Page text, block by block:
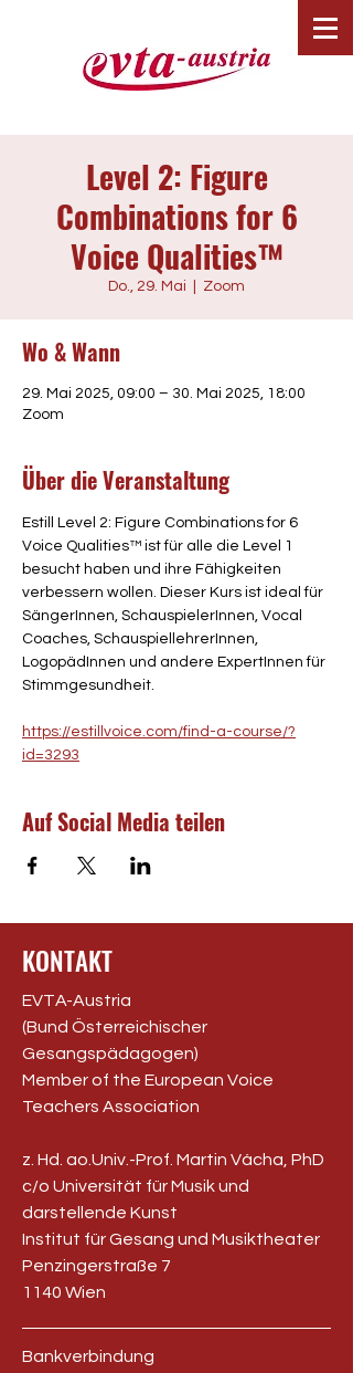
Level 2: Figure
Combinations for 6
Voice Qualities™
Do., 29. Mai Zoom
Wo & Wann
29. Mai 2025, 09:00 – 30. Mai 2025, 18:00
Zoom
Über die Veranstaltung
Estill Level 2: Figure Combinations for 6
Voice Qualities™ ist für alle die Level 1
besucht haben und ihre Fähigkeiten
verbessern wollen. Dieser Kurs ist ideal für
SängerInnen, SchauspielerInnen, Vocal
Coaches, SchauspiellehrerInnen,
LogopädInnen und andere ExpertInnen für
Stimmgesundheit.
https://estillvoice.com/find-a-course/?
id=3293
Auf Social Media teilen
KONTAKT
EVTA-Austria
(Bund Österreichischer
Gesangspädagogen)
Member of the European Voice
Teachers Association
z. Hd. ao.Univ.-Prof. Martin Vácha, PhD
c/o Universität für Musik und
darstellende Kunst
Institut für Gesang und Musiktheater
Penzingerstraße 7
1140 Wien
Bankverbindung